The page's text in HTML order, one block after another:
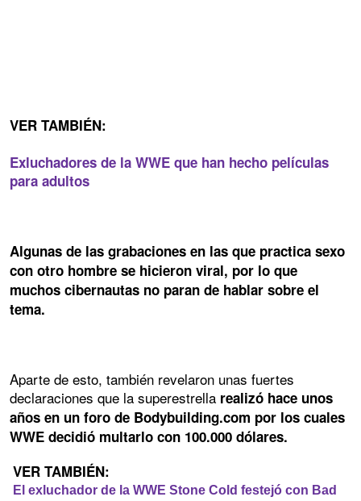
VER TAMBIÉN:
Exluchadores de la WWE que han hecho películas
para adultos
Algunas de las grabaciones en las que practica sexo
con otro hombre se hicieron viral, por lo que
muchos cibernautas no paran de hablar sobre el
tema.
Aparte de esto, también revelaron unas fuertes
declaraciones que la superestrella realizó hace unos
años en un foro de Bodybuilding.com por los cuales
WWE decidió multarlo con 100.000 dólares.
VER TAMBIÉN:
El exluchador de la WWE Stone Cold festejó con Bad